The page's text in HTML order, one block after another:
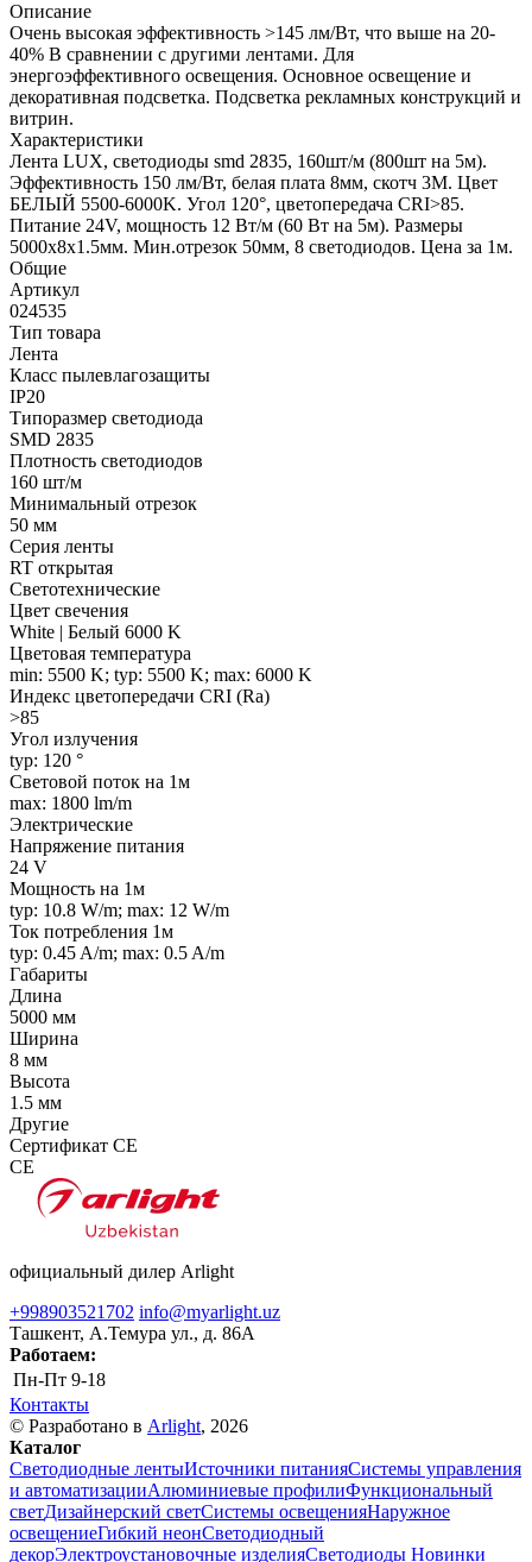
Описание
Очень высокая эффективность >145 лм/Вт, что выше на 20-
40% В сравнении с другими лентами. Для
энергоэффективного освещения. Основное освещение и
декоративная подсветка. Подсветка рекламных конструкций и
витрин.
Характеристики
Лента LUX, светодиоды smd 2835, 160шт/м (800шт на 5м).
Эффективность 150 лм/Вт, белая плата 8мм, скотч 3М. Цвет
БЕЛЫЙ 5500-6000K. Угол 120°, цветопередача CRI>85.
Питание 24V, мощность 12 Вт/м (60 Вт на 5м). Размеры
5000х8х1.5мм. Мин.отрезок 50мм, 8 светодиодов. Цена за 1м.
Общие
Артикул
024535
Тип товара
Лента
Класс пылевлагозащиты
IP20
Типоразмер светодиода
SMD 2835
Плотность светодиодов
160 шт/м
Минимальный отрезок
50 мм
Серия ленты
RT открытая
Светотехнические
Цвет свечения
White | Белый 6000 K
Цветовая температура
min: 5500 K; typ: 5500 K; max: 6000 K
Индекс цветопередачи CRI (Ra)
>85
Угол излучения
typ: 120 °
Световой поток на 1м
max: 1800 lm/m
Электрические
Напряжение питания
24 V
Мощность на 1м
typ: 10.8 W/m; max: 12 W/m
Ток потребления 1м
typ: 0.45 A/m; max: 0.5 A/m
Габариты
Длина
5000 мм
Ширина
8 мм
Высота
1.5 мм
Другие
Сертификат CE
CE
официальный дилер Arlight
+998903521702 info@myarlight.uz
Ташкент, А.Темура ул., д. 86А
Работаем:
Пн-Пт 9-18
Контакты
© Разработано в Arlight, 2026
Каталог
Светодиодные лентыИсточники питанияСистемы управления
и автоматизацииАлюминиевые профилиФункциональный
светДизайнерский светСистемы освещенияНаружное
освещениеГибкий неонСветодиодный
декорЭлектроустановочные изделияСветодиоды Новинки